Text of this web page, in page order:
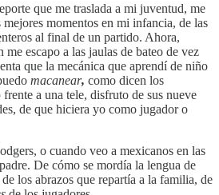
que me traslada a mi juventud, me
momentos en mi infancia, de las
al final de un partido. Ahora,
escapo a las jaulas de bateo de vez
que la mecánica que aprendí de niño
macanear, como dicen los
a una tele, disfruto de sus nueve
de que hiciera yo como jugador o
o cuando veo a mexicanos en las
De cómo se mordía la lengua de
los abrazos que repartía a la familia, de